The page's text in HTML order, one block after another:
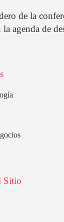
de la
agenda de
Sitio